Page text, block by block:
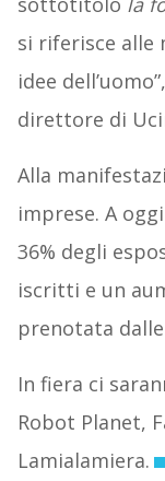
si riferisce alle
idee
direttore di
Alla
imprese. A
36% degli
iscritti e un
prenotata
In fiera ci
Robot Planet,
Lamialamiera.